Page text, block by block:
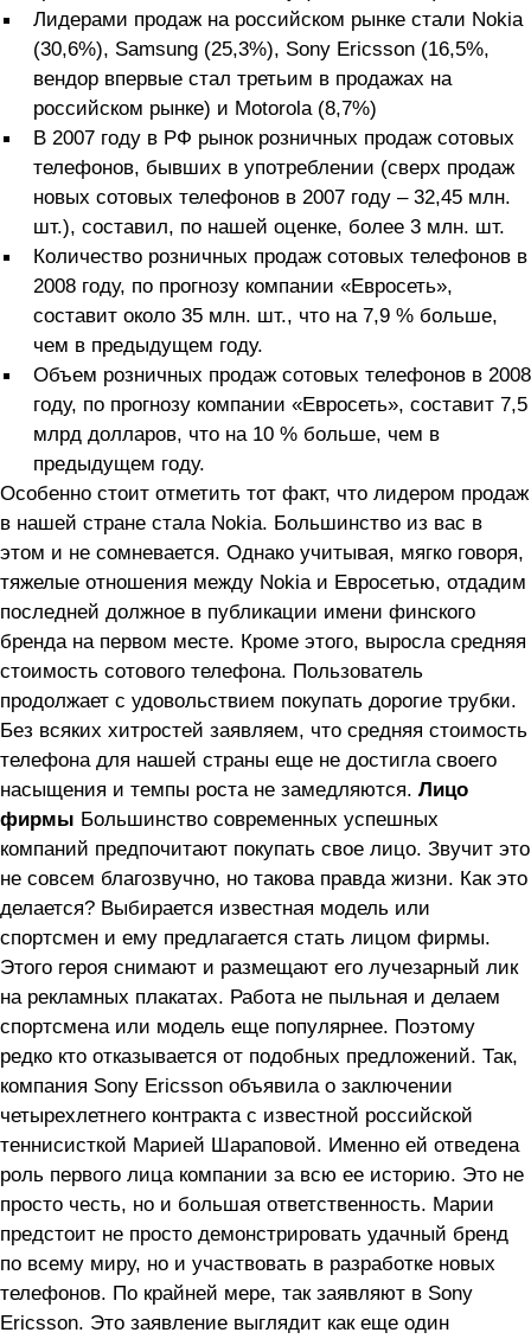
Лидерами продаж на российском рынке стали Nokia
(30,6%), Samsung (25,3%), Sony Ericsson (16,5%,
вендор впервые стал третьим в продажах на
российском рынке) и Motorola (8,7%)
В 2007 году в РФ рынок розничных продаж сотовых
телефонов, бывших в употреблении (сверх продаж
новых сотовых телефонов в 2007 году – 32,45 млн.
шт.), составил, по нашей оценке, более 3 млн. шт.
Количество розничных продаж сотовых телефонов в
2008 году, по прогнозу компании «Евросеть»,
составит около 35 млн. шт., что на 7,9 % больше,
чем в предыдущем году.
Объем розничных продаж сотовых телефонов в 2008
году, по прогнозу компании «Евросеть», составит 7,5
млрд долларов, что на 10 % больше, чем в
предыдущем году.
Особенно стоит отметить тот факт, что лидером продаж
в нашей стране стала Nokia. Большинство из вас в
этом и не сомневается. Однако учитывая, мягко говоря,
тяжелые отношения между Nokia и Евросетью, отдадим
последней должное в публикации имени финского
бренда на первом месте. Кроме этого, выросла средняя
стоимость сотового телефона. Пользователь
продолжает с удовольствием покупать дорогие трубки.
Без всяких хитростей заявляем, что средняя стоимость
телефона для нашей страны еще не достигла своего
насыщения и темпы роста не замедляются. Лицо
фирмы Большинство современных успешных
компаний предпочитают покупать свое лицо. Звучит это
не совсем благозвучно, но такова правда жизни. Как это
делается? Выбирается известная модель или
спортсмен и ему предлагается стать лицом фирмы.
Этого героя снимают и размещают его лучезарный лик
на рекламных плакатах. Работа не пыльная и делаем
спортсмена или модель еще популярнее. Поэтому
редко кто отказывается от подобных предложений. Так,
компания Sony Ericsson объявила о заключении
четырехлетнего контракта с известной российской
теннисисткой Марией Шараповой. Именно ей отведена
роль первого лица компании за всю ее историю. Это не
просто честь, но и большая ответственность. Марии
предстоит не просто демонстрировать удачный бренд
по всему миру, но и участвовать в разработке новых
телефонов. По крайней мере, так заявляют в Sony
Ericsson. Это заявление выглядит как еще один